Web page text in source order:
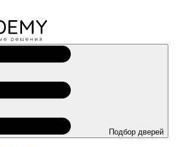
Подбор дверей